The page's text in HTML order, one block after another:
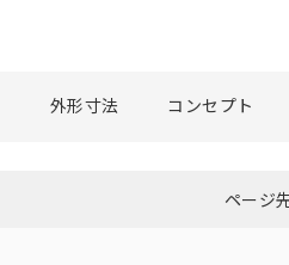
0 選択したファイル
外形寸法 コンセプト
ページ